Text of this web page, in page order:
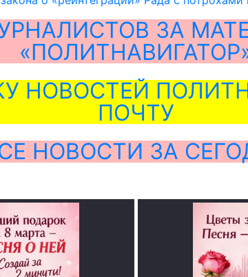
ЗА
НОВОСТЕЙ
ПОЧТУ
НОВОСТИ ЗА